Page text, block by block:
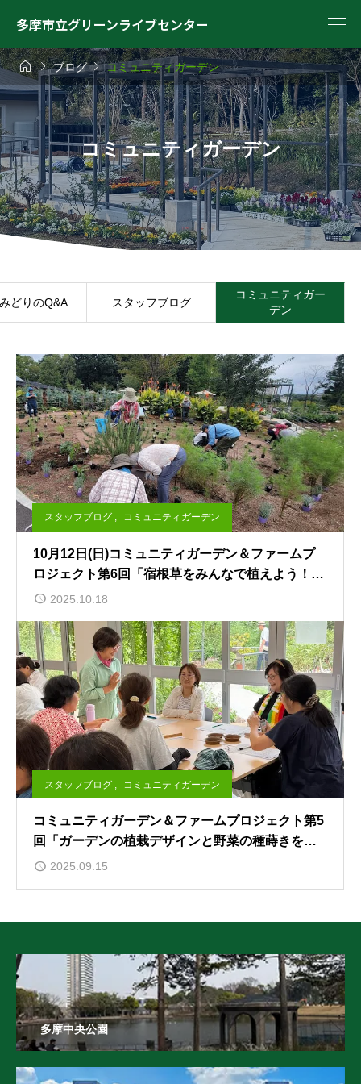
多摩市立グリーンライブセンター
ブログコミュニティガーデン
コミュニティガーデン
どりのQ&A スタッフブログ
コミュニティガー
デン
スタッフブログ , コミュニティガーデン
10月12日(日)コミュニティガーデン＆ファームプ
ロジェクト第6回「宿根草をみんなで植えよう！」
を開催しました。
2025.10.18
スタッフブログ コミュニティガーデン
コミュニティガーデン＆ファームプロジェクト第5
回「ガーデンの植栽デザインと野菜の種蒔きをし
よう！」を開催しました。
2025.09.15
多摩中央公園